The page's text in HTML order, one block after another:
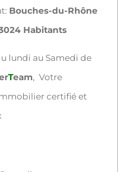
Bouches-du-Rhône
Habitants
lundi au Samedi de
Team, Votre
certifié et